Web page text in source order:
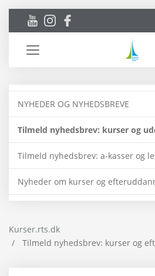
Toggle
NYHEDER OG NYHEDSBREVE
Tilmeld nyhedsbrev: kurser og
Tilmeld nyhedsbrev: a-kasser og
Nyheder om kurser og
Kurser.rts.dk
Tilmeld nyhedsbrev: kurser og